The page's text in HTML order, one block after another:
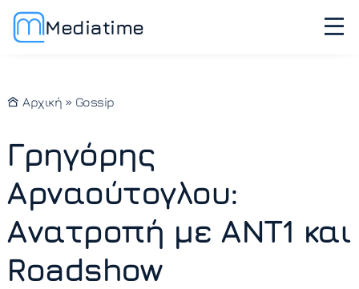
Mediatime
Αρχική » Gossip
Γρηγόρης
Αρναούτογλου:
Ανατροπή με ANT1 και
Roadshow